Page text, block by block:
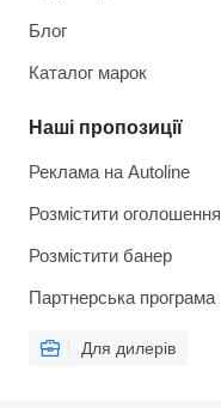
Блог
Каталог марок
Наші пропозиції
Реклама на Autoline
Розмістити оголошення
Розмістити банер
Партнерська програма
Для дилерів